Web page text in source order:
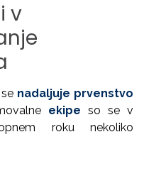
v
nadaljuje prvenstvo
ekipe so se v
roku nekoliko